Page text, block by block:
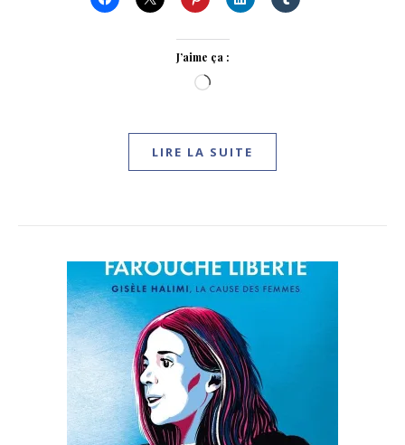
J’aime ça :
Chargement…
LIRE LA SUITE